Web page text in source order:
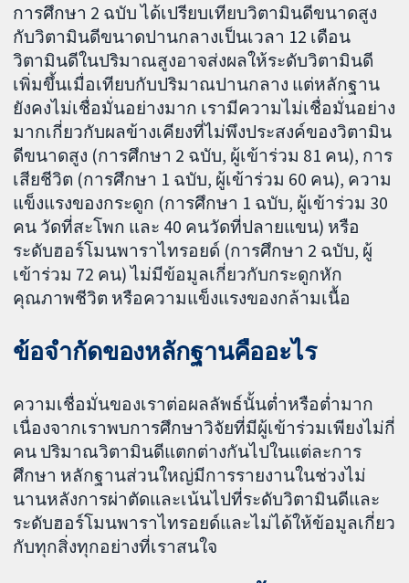
การศึกษา 2 ฉบับ ได้เปรียบเทียบวิตามินดีขนาดสูง
กับวิตามินดีขนาดปานกลางเป็นเวลา 12 เดือน
วิตามินดีในปริมาณสูงอาจส่งผลให้ระดับวิตามินดี
เพิ่มขึ้นเมื่อเทียบกับปริมาณปานกลาง แต่หลักฐาน
ยังคงไม่เชื่อมั่นอย่างมาก เรามีความไม่เชื่อมั่นอย่าง
มากเกี่ยวกับผลข้างเคียงที่ไม่พึงประสงค์ของวิตามิน
ดีขนาดสูง (การศึกษา 2 ฉบับ, ผู้เข้าร่วม 81 คน), การ
เสียชีวิต (การศึกษา 1 ฉบับ, ผู้เข้าร่วม 60 คน), ความ
แข็งแรงของกระดูก (การศึกษา 1 ฉบับ, ผู้เข้าร่วม 30
คน วัดที่สะโพก และ 40 คนวัดที่ปลายแขน) หรือ
ระดับฮอร์โมนพาราไทรอยด์ (การศึกษา 2 ฉบับ, ผู้
เข้าร่วม 72 คน) ไม่มีข้อมูลเกี่ยวกับกระดูกหัก
คุณภาพชีวิต หรือความแข็งแรงของกล้ามเนื้อ
ข้อจำกัดของหลักฐานคืออะไร
ความเชื่อมั่นของเราต่อผลลัพธ์นั้นต่ำหรือต่ำมาก
เนื่องจากเราพบการศึกษาวิจัยที่มีผู้เข้าร่วมเพียงไม่กี่
คน ปริมาณวิตามินดีแตกต่างกันไปในแต่ละการ
ศึกษา หลักฐานส่วนใหญ่มีการรายงานในช่วงไม่
นานหลังการผ่าตัดและเน้นไปที่ระดับวิตามินดีและ
ระดับฮอร์โมนพาราไทรอยด์และไม่ได้ให้ข้อมูลเกี่ยว
กับทุกสิ่งทุกอย่างที่เราสนใจ